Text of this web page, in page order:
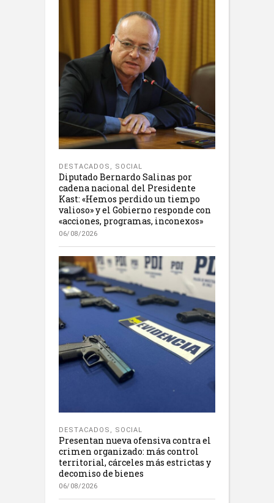
DESTACADOS , SOCIAL
Diputado Bernardo Salinas por
cadena nacional del Presidente
Kast: «Hemos perdido un tiempo
valioso» y el Gobierno responde con
«acciones, programas, inconexos»
06/08/2026
DESTACADOS , SOCIAL
Presentan nueva ofensiva contra el
crimen organizado: más control
territorial, cárceles más estrictas y
decomiso de bienes
06/08/2026